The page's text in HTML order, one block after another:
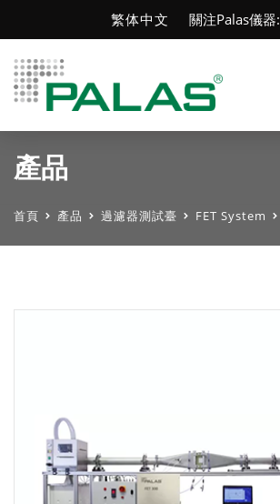
繁体中文 關注Palas儀器:
產品
首頁 產品 過濾器測試臺 FET System